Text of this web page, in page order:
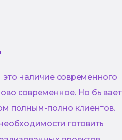
это наличие современного
современное. Но
полным-полно клиентов.
готовить